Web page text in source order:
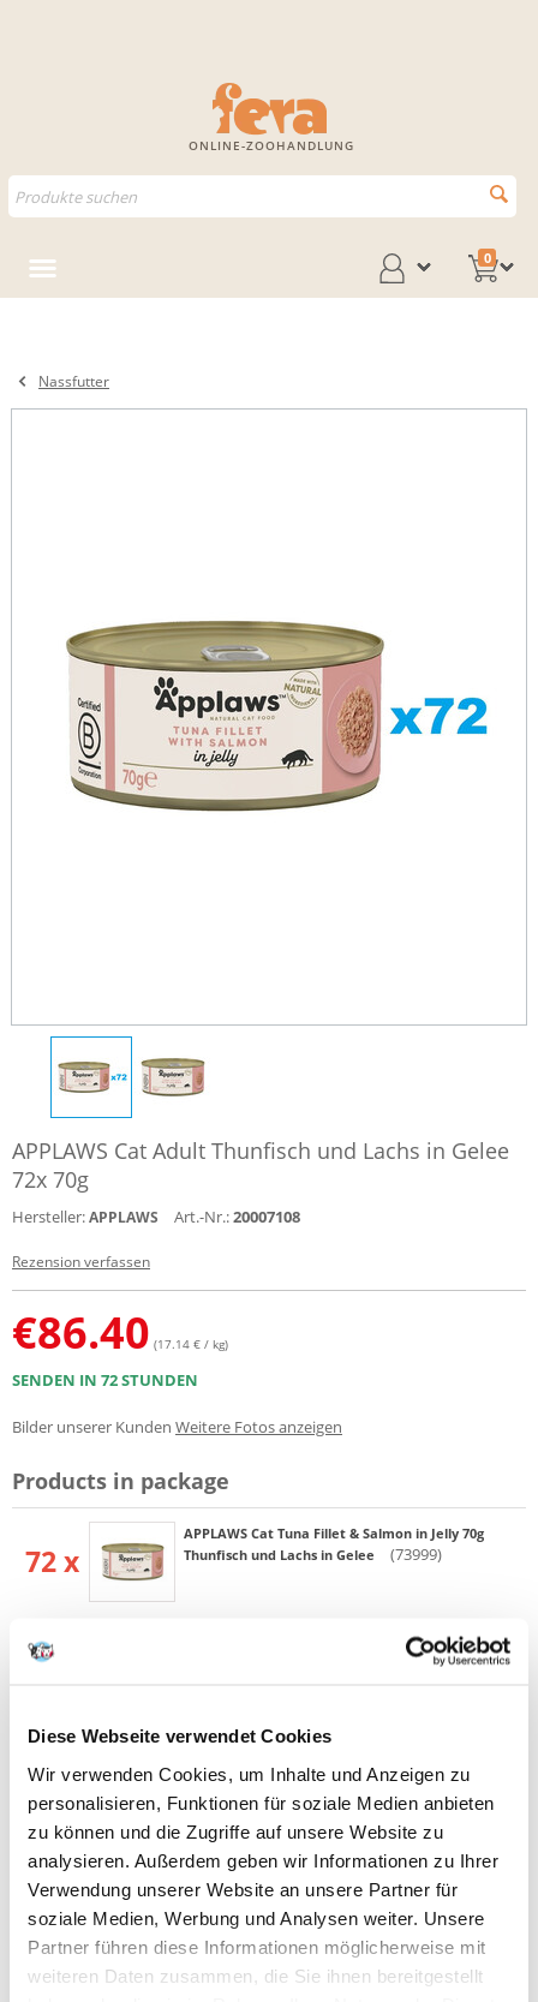
Diese Webseite verwendet Cookies
Wir verwenden Cookies, um Inhalte und Anzeigen zu
personalisieren, Funktionen für soziale Medien anbieten
zu können und die Zugriffe auf unsere Website zu
analysieren. Außerdem geben wir Informationen zu Ihrer
Verwendung unserer Website an unsere Partner für
soziale Medien, Werbung und Analysen weiter. Unsere
Partner führen diese Informationen möglicherweise mit
weiteren Daten zusammen, die Sie ihnen bereitgestellt
ONLINE-ZOOHANDLUNG
0
Nassfutter
APPLAWS Cat Adult Thunfisch und Lachs in Gelee
72x 70g
Hersteller:APPLAWS Art.-Nr.:20007108
Rezension verfassen
€86.40 (17.14 € / kg)
SENDEN IN 72 STUNDEN
Bilder unserer Kunden Weitere Fotos anzeigen
Products in package
72 x
APPLAWS Cat Tuna Fillet & Salmon in Jelly 70g
Thunfisch und Lachs in Gelee
(73999)
Produktbeschreibung
Ergänzungsfuttermittel für ausgewachsene Katzen.
Hergestellt aus natürlichen Zutaten
55% Thunfischfilet
Omega-3 - eine natürliche Quelle aus Thunfischfilet
Zusammensetzung
Thunfischfilet 55%, Lachs 5%, Reismehl, pflanzliches Geliermittel.
Zusatzstoffe
nicht verfügbar